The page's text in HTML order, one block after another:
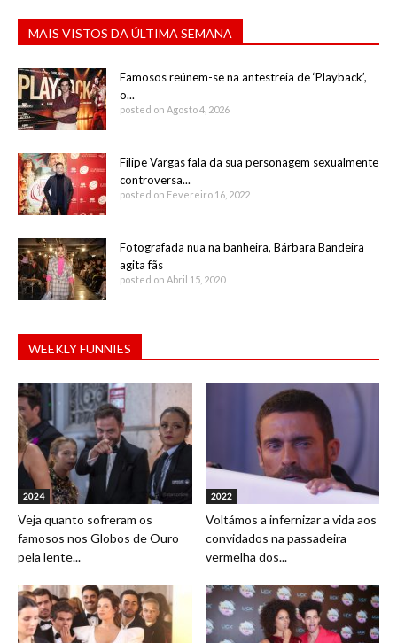
MAIS VISTOS DA ÚLTIMA SEMANA
Famosos reúnem-se na antestreia de ‘Playback’,
o...
posted on Agosto 4, 2026
Filipe Vargas fala da sua personagem sexualmente
controversa...
posted on Fevereiro 16, 2022
Fotografada nua na banheira, Bárbara Bandeira
agita fãs
posted on Abril 15, 2020
WEEKLY FUNNIES
2024
Veja quanto sofreram os
famosos nos Globos de Ouro
pela lente...
2022
Voltámos a infernizar a vida aos
convidados na passadeira
vermelha dos...